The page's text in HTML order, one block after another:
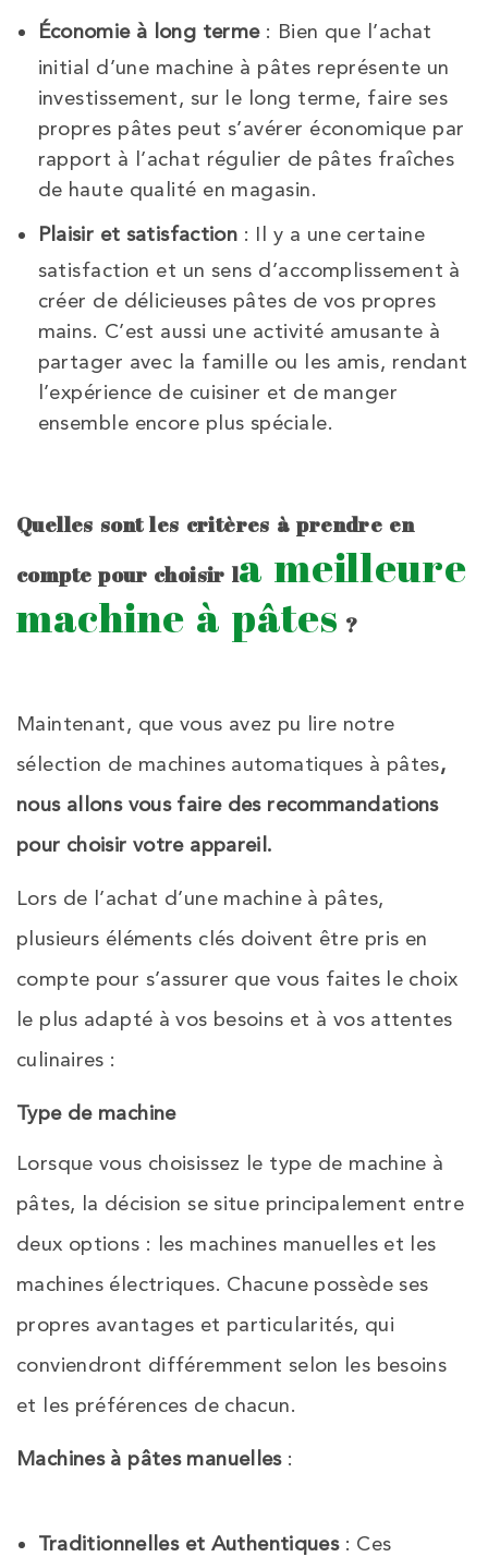
Économie à long terme: Bien que l’achat
initial d’une machine à pâtes représente un
investissement, sur le long terme, faire ses
propres pâtes peut s’avérer économique par
rapport à l’achat régulier de pâtes fraîches
de haute qualité en magasin.
Plaisir et satisfaction : Il y a une certaine
satisfaction et un sens d’accomplissement à
créer de délicieuses pâtes de vos propres
mains. C’est aussi une activité amusante à
partager avec la famille ou les amis, rendant
l’expérience de cuisiner et de manger
ensemble encore plus spéciale.
Quelles sont les critères à prendre en
compte pour choisir la meilleure
machine à pâtes ?
Maintenant, que vous avez pu lire notre
sélection de machines automatiques à pâtes,
nous allons vous faire des recommandations
pour choisir votre appareil.
Lors de l’achat d’une machine à pâtes,
plusieurs éléments clés doivent être pris en
compte pour s’assurer que vous faites le choix
le plus adapté à vos besoins et à vos attentes
culinaires :
Type de machine
Lorsque vous choisissez le type de machine à
pâtes, la décision se situe principalement entre
deux options : les machines manuelles et les
machines électriques. Chacune possède ses
propres avantages et particularités, qui
conviendront différemment selon les besoins
et les préférences de chacun.
Machines à pâtes manuelles:
Traditionnelles et Authentiques: Ces